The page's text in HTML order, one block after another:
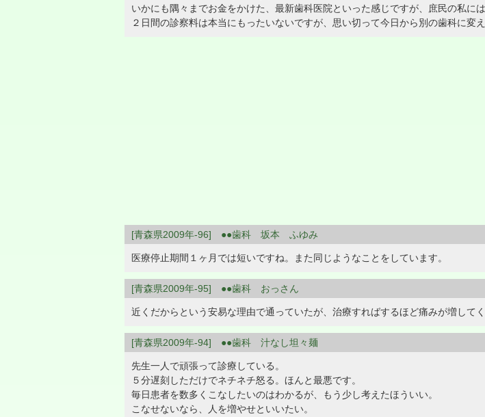
いかにも隅々までお金をかけた、最新歯科医院といった感じですが、庶民の私に
２日間の診察料は本当にもったいないですが、思い切って今日から別の歯科に変え
[青森県2009年-96] ●●歯科 坂本 ふゆみ
医療停止期間１ヶ月では短いですね。また同じようなことをしています。
[青森県2009年-95] ●●歯科 おっさん
近くだからという安易な理由で通っていたが、治療すればするほど痛みが増して
[青森県2009年-94] ●●歯科 汁なし坦々麺
先生一人で頑張って診療している。
５分遅刻しただけでネチネチ怒る。ほんと最悪です。
毎日患者を数多くこなしたいのはわかるが、もう少し考えたほういい。
こなせないなら、人を増やせといいたい。